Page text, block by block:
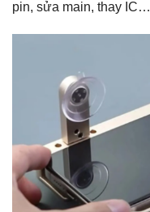
pin, sửa main, thay IC…